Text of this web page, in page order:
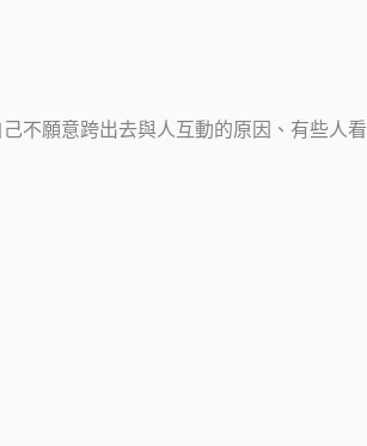
不願意跨出去與人互動的原因、有些人